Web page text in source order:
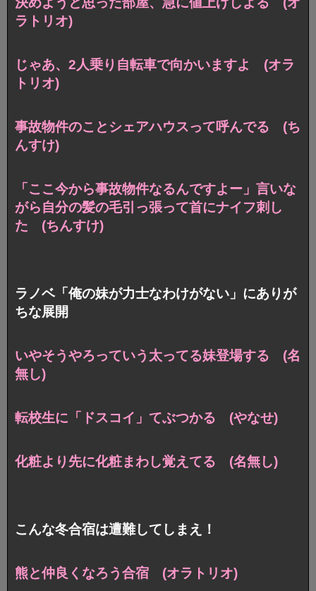
ラトリオ)
じゃあ、2人乗り自転車で向かいますよ (オラ
トリオ)
事故物件のことシェアハウスって呼んでる (ち
んすけ)
「ここ今から事故物件なるんですよー」言いな
がら自分の髪の毛引っ張って首にナイフ刺し
た (ちんすけ)
ラノベ「俺の妹が力士なわけがない」にありが
ちな展開
いやそうやろっていう太ってる妹登場する (名
無し)
転校生に「ドスコイ」てぶつかる (やなせ)
化粧より先に化粧まわし覚えてる (名無し)
こんな冬合宿は遭難してしまえ！
熊と仲良くなろう合宿 (オラトリオ)